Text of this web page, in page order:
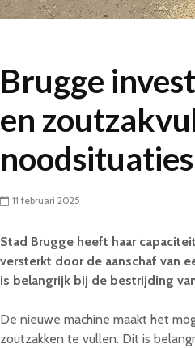
Brugge
en
noodsituaties
11 februari 2025
Stad Brugge heeft haar
versterkt door de aanschaf van
is belangrijk bij de bestrijding
De nieuwe machine maakt het
zoutzakken te vullen. Dit is